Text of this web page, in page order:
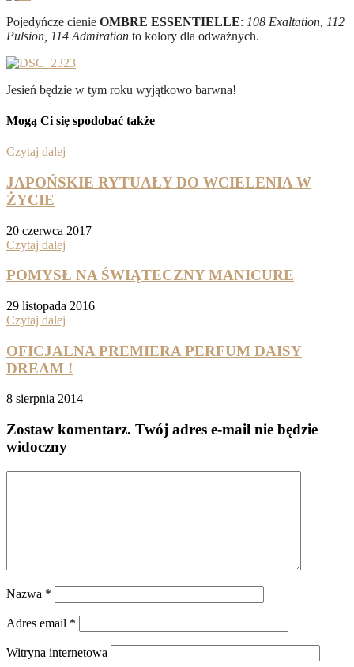
Pojedyńcze cienie OMBRE ESSENTIELLE: 108 Exaltation, 112
Pulsion, 114 Admiration to kolory dla odważnych.
Jesień będzie w tym roku wyjątkowo barwna!
Mogą Ci się spodobać także
Czytaj dalej
JAPOŃSKIE RYTUAŁY DO WCIELENIA W
ŻYCIE
20 czerwca 2017
Czytaj dalej
POMYSŁ NA ŚWIĄTECZNY MANICURE
29 listopada 2016
Czytaj dalej
OFICJALNA PREMIERA PERFUM DAISY
DREAM !
8 sierpnia 2014
Zostaw komentarz. Twój adres e-mail nie będzie
widoczny
Nazwa *
Adres email *
Witryna internetowa